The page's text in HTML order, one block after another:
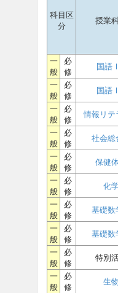
科目区
分
授業
一
般
必
修
国語
一
般
必
修
国語
一
般
必
修
情報リテ
一
般
必
修
社会総
一
般
必
修
保健
一
般
必
修
化
一
般
必
修
基礎数
一
般
必
修
基礎
一
般
必
修
特別
一
般
必
修
生物